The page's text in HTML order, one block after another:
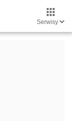
Serwisy